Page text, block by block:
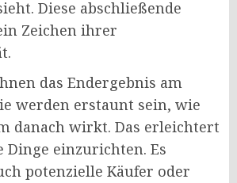
Diese abschließende
Zeichen ihrer
das Endergebnis am
werden erstaunt sein, wie
danach wirkt. Das erleichtert
Dinge einzurichten. Es
potenzielle Käufer oder